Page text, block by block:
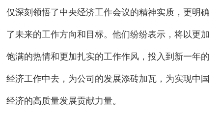
仅深刻领悟了中央经济工作会议的精神实质，更明确
了未来的工作方向和目标。他们纷纷表示，将以更加
饱满的热情和更加扎实的工作作风，投入到新一年的
经济工作中去，为公司的发展添砖加瓦，为实现中国
经济的高质量发展贡献力量。